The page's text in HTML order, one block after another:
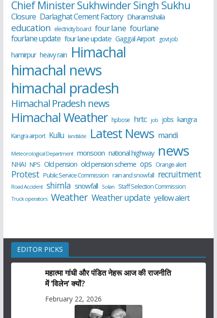
Chief Minister Sukhwinder Singh Sukhu
Closure Darlaghat Cement Factory Dharamshala
education electricity board four lane fourlane
fourlane update four lane update Gaggal Airport govt job
hamirpur heavy rain Himachal
himachal news
himachal pradesh
Himachal Pradesh news
Himachal Weather hpbose hrtc job jobs kangra
Kangra airport Kullu landslide Latest News mandi
Meteorological Department monsoon national highway news
NHAI NPS Old pension old pension scheme ops Orange alert
Protest Public Service Commission rain and snowfall recruitment
Road Accident shimla snowfall Solan Staff Selection Commission
Truck operators Weather Weather update yellow alert
EDITOR PICKS
महात्मा गांधी और पंडित नेहरू आज की राजनीति
में ‘विलेन’ क्यों?
February 22, 2026